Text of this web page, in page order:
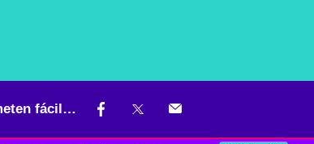
Si se gana el Baloto y hace esto no le entregarán el premio; errores se cometen fácilmente